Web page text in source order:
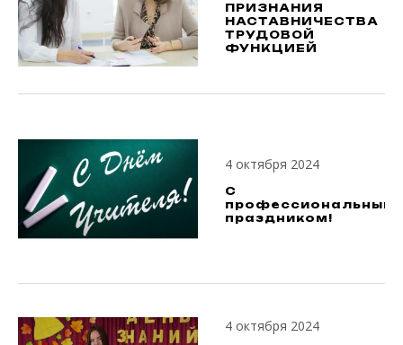
ПРИЗНАНИЯ
НАСТАВНИЧЕСТВА
ТРУДОВОЙ
ФУНКЦИЕЙ
4 октября 2024
С
профессиональным
праздником!
4 октября 2024